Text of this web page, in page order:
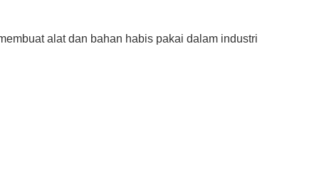
alat dan bahan habis pakai dalam industri